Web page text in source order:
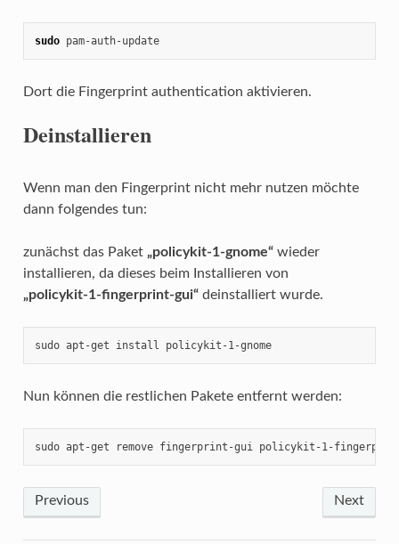
sudo pam-auth-update
Dort die Fingerprint authentication aktivieren.
Deinstallieren
Wenn man den Fingerprint nicht mehr nutzen möchte
dann folgendes tun:
zunächst das Paket „policykit-1-gnome“wieder
installieren, da dieses beim Installieren von
„policykit-1-fingerprint-gui“deinstalliert wurde.
sudo apt-get install policykit-1-gnome
Nun können die restlichen Pakete entfernt werden:
sudo apt-get remove fingerprint-gui policykit-1-
Previous Next